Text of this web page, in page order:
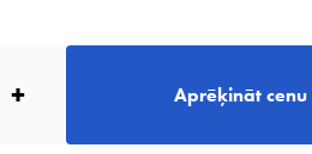
+ Aprēķināt cenu